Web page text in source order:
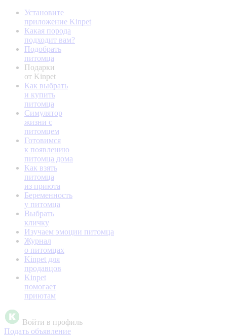
Установите
приложение Kinpet
Какая порода
подходит вам?
Подобрать
питомца
Подарки
от Kinpet
Как выбрать
и купить
питомца
Симулятор
жизни с
питомцем
Готовимся
к появлению
питомца дома
Как взять
питомца
из приюта
Беременность
у питомца
Выбрать
кличку
Изучаем эмоции питомца
Журнал
о питомцах
Kinpet для
продавцов
Kinpet
помогает
приютам
Войти в профиль
Подать объявление